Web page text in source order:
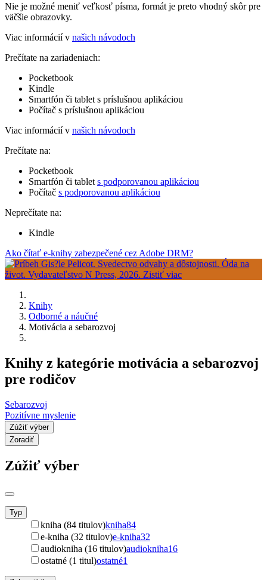
Nie je možné meniť veľkosť písma, formát je preto vhodný skôr pre
väčšie obrazovky.
Viac informácií v našich návodoch
Prečítate na zariadeniach:
Pocketbook
Kindle
Smartfón či tablet s príslušnou aplikáciou
Počítač s príslušnou aplikáciou
Viac informácií v našich návodoch
Prečítate na:
Pocketbook
Smartfón či tablet s podporovanou aplikáciou
Počítač s podporovanou aplikáciou
Neprečítate na:
Kindle
Ako čítať e-knihy zabezpečené cez Adobe DRM?
Knihy
Odborné a náučné
Motivácia a sebarozvoj
Knihy z kategórie motivácia a sebarozvoj
pre rodičov
Sebarozvoj
Pozitívne myslenie
Zúžiť výber
Zoradiť
Zúžiť výber
Typ
kniha (84 titulov)kniha84
e-kniha (32 titulov)e-kniha32
audiokniha (16 titulov)audiokniha16
ostatné (1 titul)ostatné1